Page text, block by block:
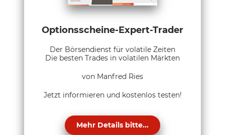
Optionsscheine-Expert-Trader
Der Börsendienst für volatile Zeiten
Die besten Trades in volatilen Märkten
von Manfred Ries
Jetzt informieren und kostenlos testen!
Mehr Details bitte...